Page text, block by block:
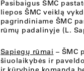
Pasibaigus ŠMC
liepos ŠMC veiklą
pagrindiniame ŠMC
rūmų padalinyje (L.
Sapiegų rūmai – ŠMC
šiuolaikybės ir